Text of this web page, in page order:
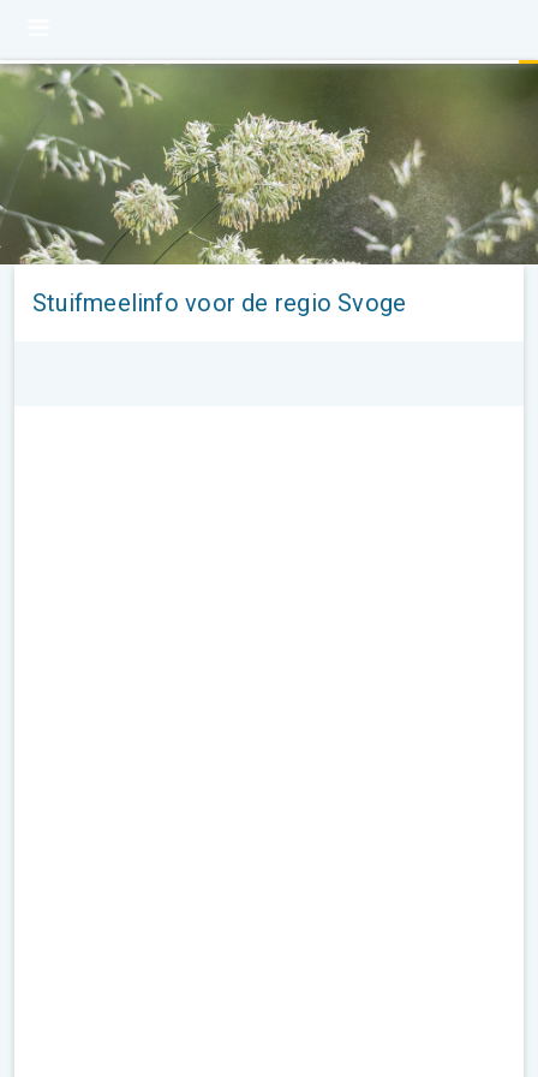
Stuifmeelinfo voor de regio Svoge